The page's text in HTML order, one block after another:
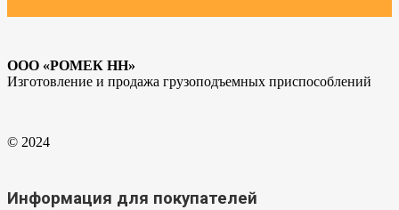
ООО «РОМЕК НН»
Изготовление и продажа грузоподъемных приспособлений
© 2024
Информация для покупателей